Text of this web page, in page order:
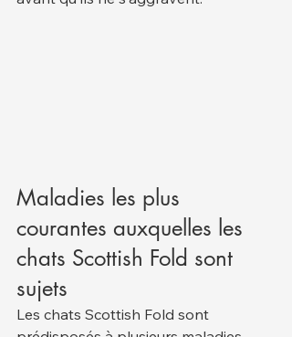
Maladies les plus
courantes auxquelles les
chats Scottish Fold sont
sujets
Les chats Scottish Fold sont